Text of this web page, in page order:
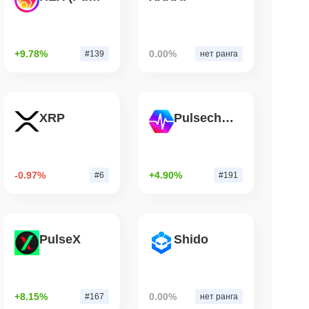
обошли его команду
+9.78% #139 0.00% нет ранга
XRP
-0.97% #6
Pulsechain
+4.90% #191
PulseX
+8.15% #167
Shido
0.00% нет ранга